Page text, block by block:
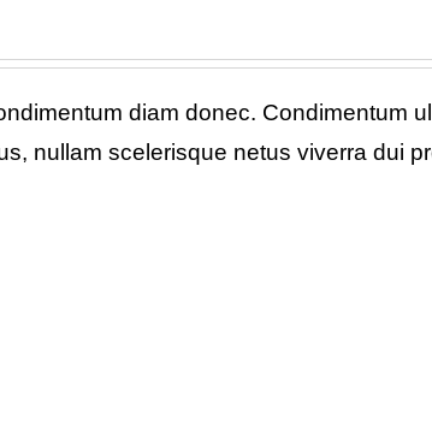
diam donec. Condimentum
nullam scelerisque netus viverra dui